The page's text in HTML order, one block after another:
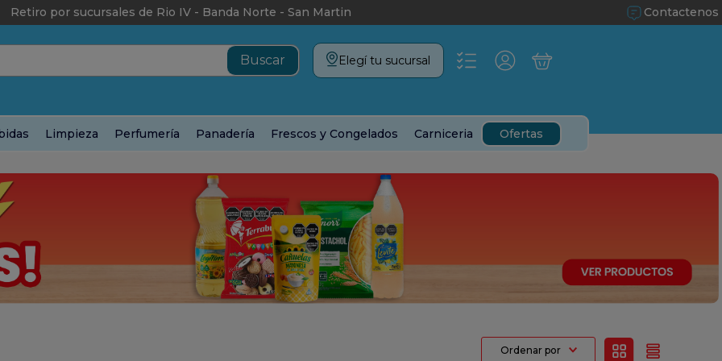
Retiro por sucursales de Rio IV - Banda Norte - San Martin Contactenos
Elegí tu sucursal
Limpieza Perfumería Panadería Frescos y Congelados Carniceria Ofertas
Ordenar por